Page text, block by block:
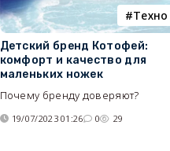
Tехно
Детский бренд Котофей:
комфорт и качество для
маленьких ножек
Почему бренду доверяют?
19/07/2023 01:26 0 29